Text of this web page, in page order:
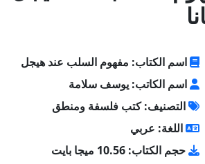
اسم الكتاب: مفهوم السلب عند هيجل
اسم الكاتب: يوسف سلامة
التصنيف: كتب فلسفة ومنطق
اللغة: عربي
حجم الكتاب: 10.56 ميجا بايت